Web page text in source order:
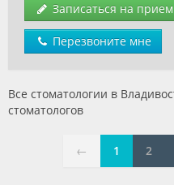
Записаться на прием
Перезвоните мне
Все стоматологии в
стоматологов
← 1 2